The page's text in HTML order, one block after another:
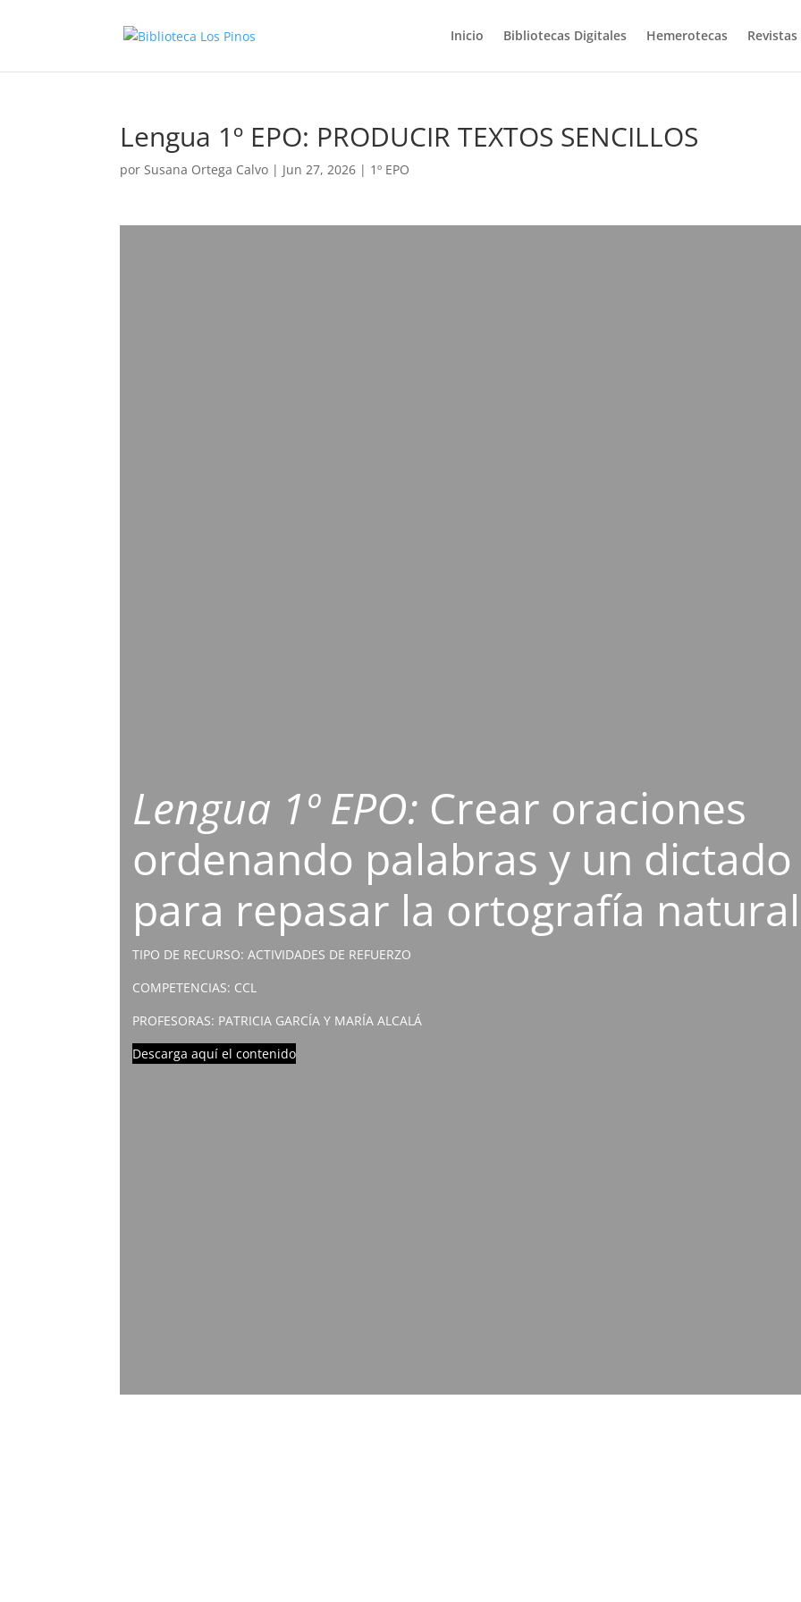
Inicio Bibliotecas Digitales Hemerotecas
Lengua 1º EPO: PRODUCIR TEXTOS SENCILLOS
porSusana Ortega Calvo | Jun 27, 2026 | 1º EPO
Lengua 1º EPO: Crear oraciones
ordenando palabras y un dictado
para repasar la ortografía
TIPO DE RECURSO: ACTIVIDADES DE REFUERZO
COMPETENCIAS: CCL
PROFESORAS: PATRICIA GARCÍA Y MARÍA ALCALÁ
Descarga aquí el contenido